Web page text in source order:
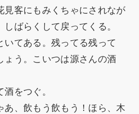
見客にもみくちゃにされなが
ばらくして戻ってくる。
いてある。残ってる残って
ょう。こいつは源さんの酒
をつぐ。
あ、飲もう飲もう！ほら、木